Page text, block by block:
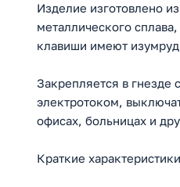
Изделие изготовлено
металлического
клавиши имеют
Закрепляется в
электротоком,
офисах, больницах и
Краткие